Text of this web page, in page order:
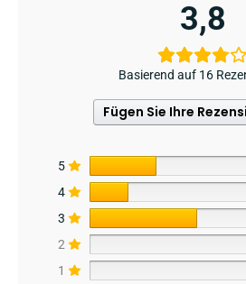
3,8
Basierend auf 16
Fügen Sie Ihre
5
4
3
2
1